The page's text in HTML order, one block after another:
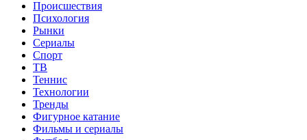
Происшествия
Психология
Рынки
Сериалы
Спорт
ТВ
Теннис
Технологии
Тренды
Фигурное катание
Фильмы и сериалы